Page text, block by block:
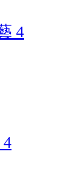
4
4